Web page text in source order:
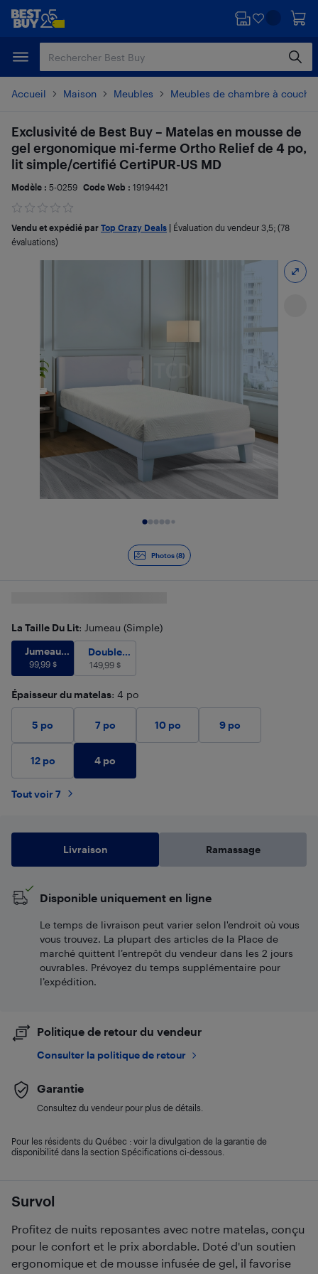
Passer
principal
Passer
Accueil Maison Meubles Meubles de chambre à coucher
Photos (8)
Survol
Profitez de nuits reposantes avec notre matelas, conçu
pour le confort et le prix abordable. Doté d'un soutien
ergonomique et de mousse infusée de gel, il favorise
Exclusivité de Best Buy – Matelas en mousse de
gel ergonomique mi-ferme Ortho Relief de 4 po,
lit simple/certifié CertiPUR-US MD
Modèle : 5-0259 Code Web : 19194421
Vendu et expédié par Top Crazy Deals Évaluation du vendeur 3,5; (78
évaluations)
La Taille Du Lit: Jumeau (Simple)
Jumeau (Simple)
Jumeau
(Simple)
99,99$
Double (Pleine grandeur)
Double
(Pleine
grandeur)
149,99 $
Épaisseur du matelas: 4 po
5 po 7 po 10 po 9 po
12 po 4 po
Tout voir 7
Livraison Ramassage
Disponible uniquement en ligne
Le temps de livraison peut varier selon l'endroit où vous
vous trouvez. La plupart des articles de la Place de
marché quittent l’entrepôt du vendeur dans les 2 jours
ouvrables. Prévoyez du temps supplémentaire pour
l’expédition.
Politique de retour du vendeur
Consulter la politique de retour
Garantie
Consultez du vendeur pour plus de détails.
Pour les résidents du Québec : voir la divulgation de la garantie de
disponibilité dans la section Spécifications ci-dessous.